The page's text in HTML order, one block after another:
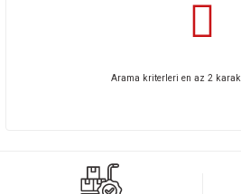
Arama kriterleri en az 2